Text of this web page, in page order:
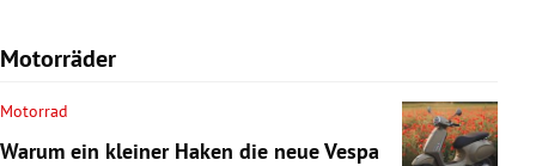
Motorräder
Motorrad
Warum ein kleiner Haken die neue Vespa